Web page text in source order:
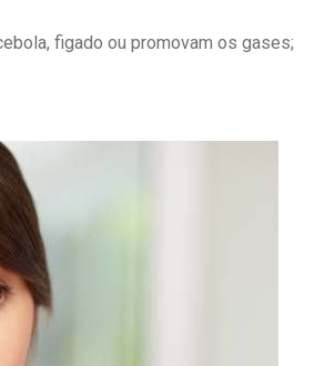
figado ou promovam os gases;